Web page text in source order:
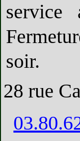
service
soir.
28 rue